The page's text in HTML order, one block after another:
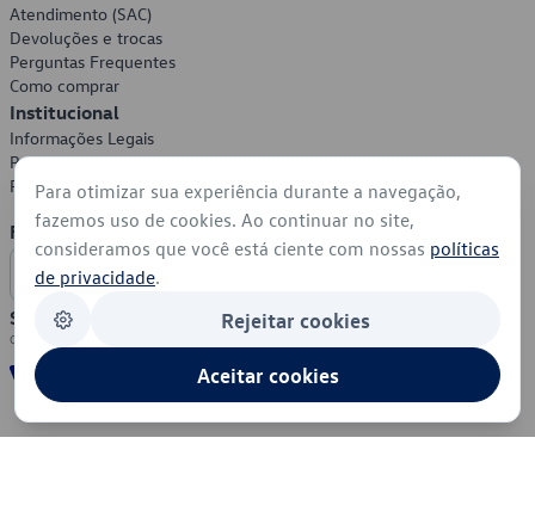
Atendimento (SAC)
Devoluções e trocas
Perguntas Frequentes
Como comprar
Institucional
Informações Legais
Política de Privacidade
Política de Cookies
Formas de Pagamento
Segurança
Para otimizar sua experiência durante a navegação,
fazemos uso de cookies. Ao continuar no site,
consideramos que você está ciente com nossas políticas
de privacidade.
Rejeitar cookies
Aceitar cookies